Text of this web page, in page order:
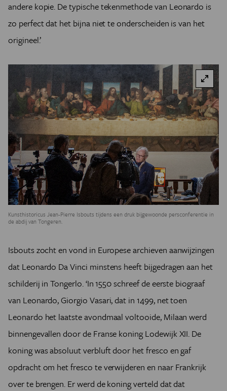
andere kopie. De typische tekenmethode van Leonardo is
zo perfect dat het bijna niet te onderscheiden is van het
origineel.’
Kunsthistoricus Jean-Pierre Isbouts tijdens een druk bijgewoonde persconferentie in
de abdij van Tongeren.
Isbouts zocht en vond in Europese archieven aanwijzingen
dat Leonardo Da Vinci minstens heeft bijgedragen aan het
schilderij in Tongerlo. ‘In 1550 schreef de eerste biograaf
van Leonardo, Giorgio Vasari, dat in 1499, net toen
Leonardo het laatste avondmaal voltooide, Milaan werd
binnengevallen door de Franse koning Lodewijk XII. De
koning was absoluut verbluft door het fresco en gaf
opdracht om het fresco te verwijderen en naar Frankrijk
over te brengen. Er werd de koning verteld dat dat